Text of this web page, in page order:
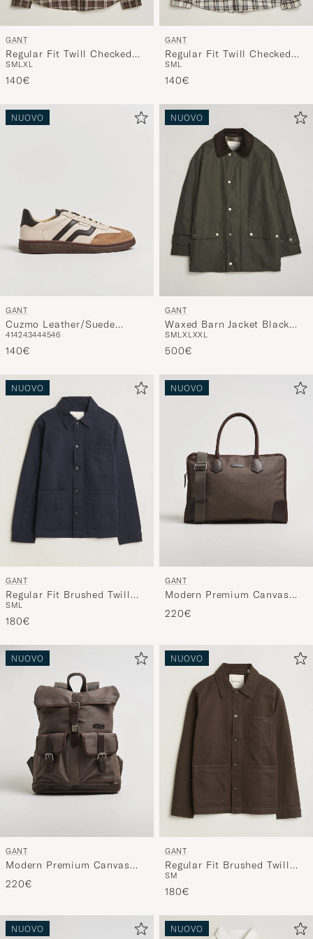
GANT
Regular Fit Twill Checked
Shirt Faded Taupe
SMLXL
140€
GANT
Regular Fit Twill Checked
Shirt Sand
SML
140€
NUOVO
GANT
Cuzmo Leather/Suede
Sneaker Beige/Brown
414243444546
140€
NUOVO
GANT
Waxed Barn Jacket Black
Brown
SMLXLXXL
500€
NUOVO
GANT
Regular Fit Brushed Twill
Overshirt Evening Blue
SML
180€
NUOVO
GANT
Modern Premium Canvas
Commuter Bag Faded Taupe
220€
NUOVO
GANT
Modern Premium Canvas
Backpack Faded Taupe
220€
NUOVO
GANT
Regular Fit Brushed Twill
Overshirt Black Brown
SM
180€
NUOVO NUOVO